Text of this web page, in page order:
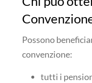
Possono
convenzione:
tutti i